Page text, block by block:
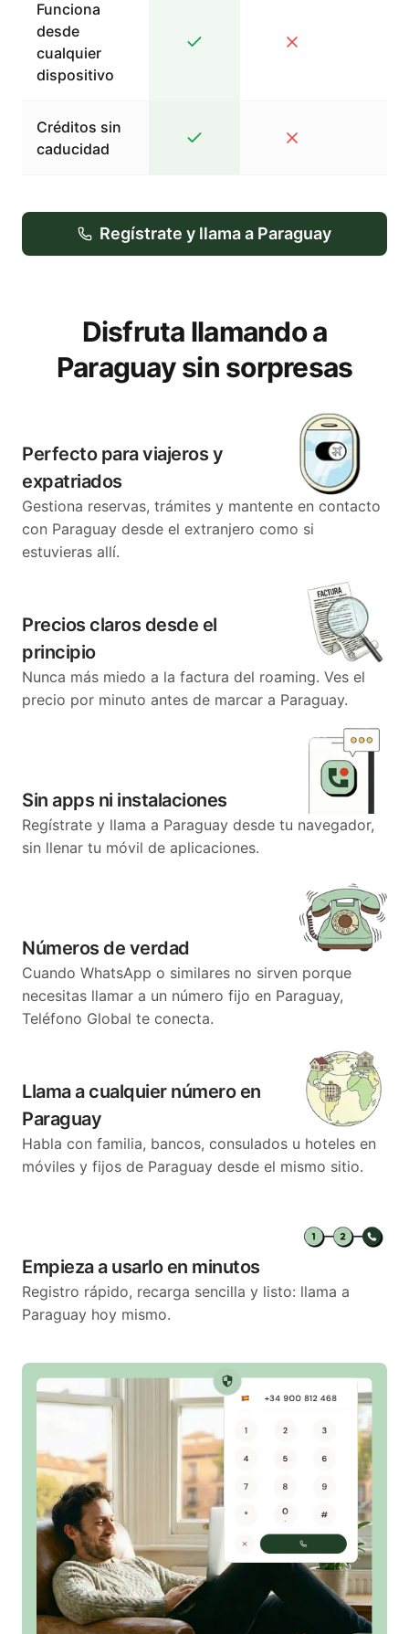
Funciona
desde
cualquier
dispositivo
Créditos sin
caducidad
Regístrate y llama a Paraguay
Disfruta llamando a
Paraguay sin sorpresas
Perfecto para viajeros y
expatriados
Gestiona reservas, trámites y mantente en contacto
con Paraguay desde el extranjero como si
estuvieras allí.
Precios claros desde el
principio
Nunca más miedo a la factura del roaming. Ves el
precio por minuto antes de marcar a Paraguay.
Sin apps ni instalaciones
Regístrate y llama a Paraguay desde tu navegador,
sin llenar tu móvil de aplicaciones.
Números de verdad
Cuando WhatsApp o similares no sirven porque
necesitas llamar a un número fijo en Paraguay,
Teléfono Global te conecta.
Llama a cualquier número en
Paraguay
Habla con familia, bancos, consulados u hoteles en
móviles y fijos de Paraguay desde el mismo sitio.
Empieza a usarlo en minutos
Registro rápido, recarga sencilla y listo: llama a
Paraguay hoy mismo.